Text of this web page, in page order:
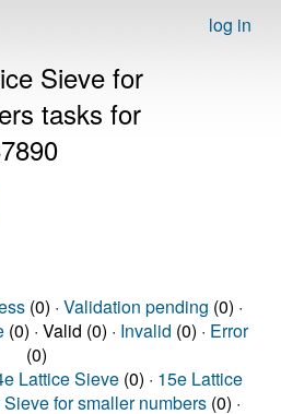
log in
Sieve for
tasks for
(0) · Validation pending (0) ·
(0) · Valid (0) · Invalid (0) · Error
(0)
Lattice Sieve (0) · 15e Lattice
for smaller numbers (0) ·